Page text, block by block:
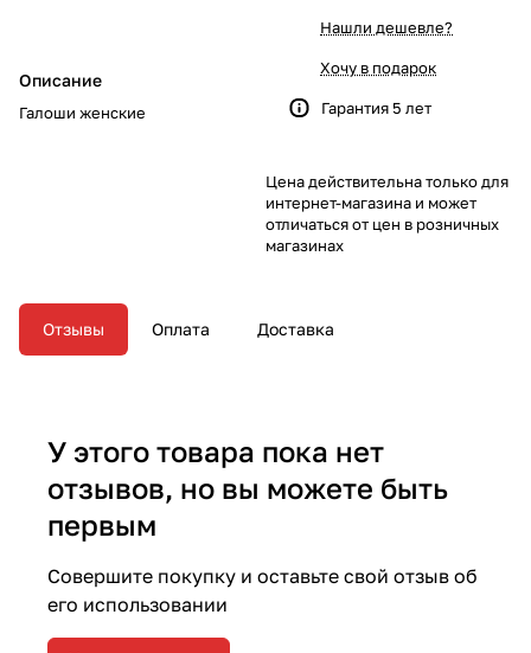
Описание
Галоши женские
Нашли дешевле?
Хочу в подарок
Гарантия 5 лет
Цена действительна только для
интернет-магазина и может
отличаться от цен в розничных
магазинах
Отзывы Оплата Доставка
У этого товара пока нет
отзывов, но вы можете быть
первым
Совершите покупку и оставьте свой отзыв об
его использовании